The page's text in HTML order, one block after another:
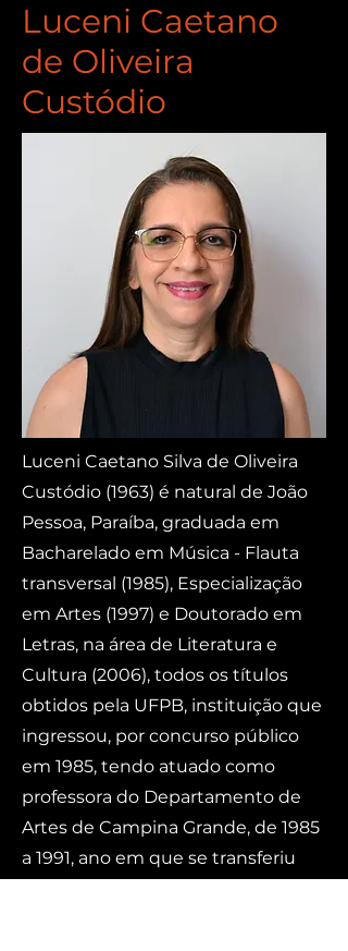
Luceni Caetano
de Oliveira
Custódio
Luceni Caetano Silva de Oliveira
Custódio (1963) é natural de João
Pessoa, Paraíba, graduada em
Bacharelado em Música - Flauta
transversal (1985), Especialização
em Artes (1997) e Doutorado em
Letras, na área de Literatura e
Cultura (2006), todos os títulos
obtidos pela UFPB, instituição que
ingressou, por concurso público
em 1985, tendo atuado como
professora do Departamento de
Artes de Campina Grande, de 1985
a 1991, ano em que se transferiu